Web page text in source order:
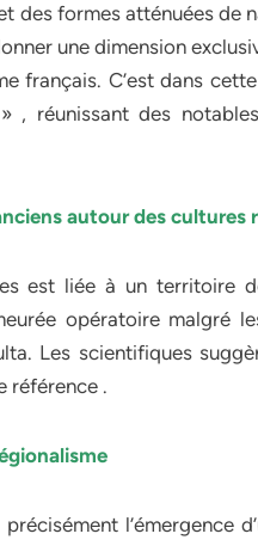
des formes atténuées de
une dimension
français. C’est dans
, réunissant des
autour des cultures
est liée à un territoire
opératoire malgré
Les scientifiques
référence .
l’émergence